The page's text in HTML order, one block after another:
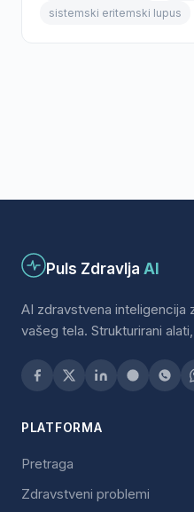
sistemski eritemski lupus
Puls Zdravlja AI
AI zdravstvena inteligencija
vašeg tela. Strukturirani
PLATFORMA
Pretraga
Zdravstveni problemi